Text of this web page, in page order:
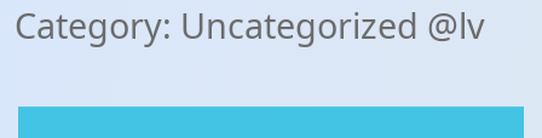
Category: Uncategorized @lv